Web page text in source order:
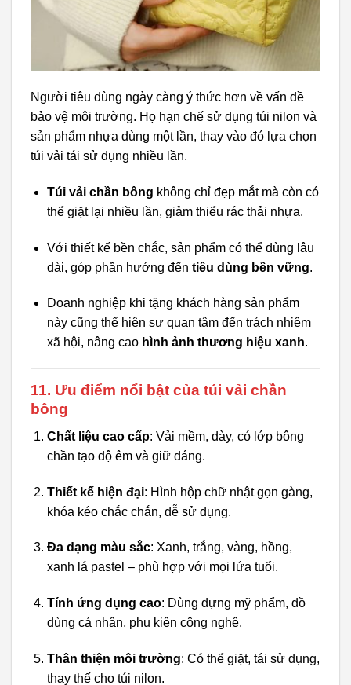
Người tiêu dùng ngày càng ý thức hơn về vấn đề
bảo vệ môi trường. Họ hạn chế sử dụng túi nilon và
sản phẩm nhựa dùng một lần, thay vào đó lựa chọn
túi vải tái sử dụng nhiều lần.
Túi vải chần bông không chỉ đẹp mắt mà còn có
thể giặt lại nhiều lần, giảm thiểu rác thải nhựa.
Với thiết kế bền chắc, sản phẩm có thể dùng lâu
dài, góp phần hướng đến tiêu dùng bền vững.
Doanh nghiệp khi tặng khách hàng sản phẩm
này cũng thể hiện sự quan tâm đến trách nhiệm
xã hội, nâng cao hình ảnh thương hiệu xanh.
11. Ưu điểm nổi bật của túi vải chần
bông
Chất liệu cao cấp: Vải mềm, dày, có lớp bông
chần tạo độ êm và giữ dáng.
Thiết kế hiện đại: Hình hộp chữ nhật gọn gàng,
khóa kéo chắc chắn, dễ sử dụng.
Đa dạng màu sắc: Xanh, trắng, vàng, hồng,
xanh lá pastel – phù hợp với mọi lứa tuổi.
Tính ứng dụng cao: Dùng đựng mỹ phẩm, đồ
dùng cá nhân, phụ kiện công nghệ.
Thân thiện môi trường: Có thể giặt, tái sử dụng,
thay thế cho túi nilon.